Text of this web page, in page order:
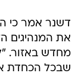
דשנר אמר כי
את המנהיגים
מחדש באזור.
שבכל הכחדת